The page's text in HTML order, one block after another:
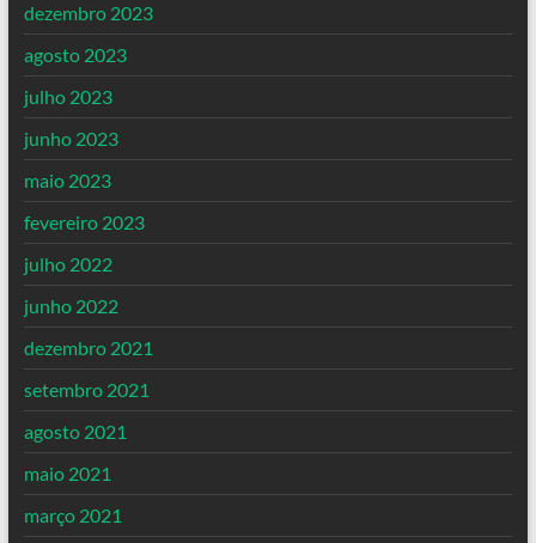
dezembro 2023
agosto 2023
julho 2023
junho 2023
maio 2023
fevereiro 2023
julho 2022
junho 2022
dezembro 2021
setembro 2021
agosto 2021
maio 2021
março 2021